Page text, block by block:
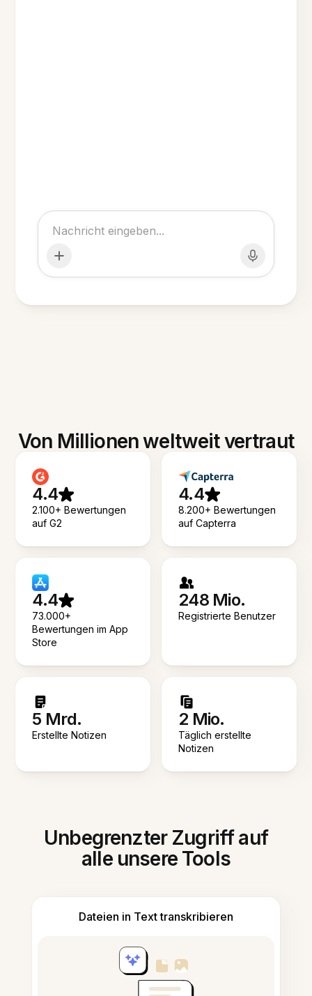
Von Millionen weltweit vertraut
4.4
2.100+ Bewertungen
auf G2
4.4
8.200+ Bewertungen
auf Capterra
4.4
73.000+
Bewertungen im App
Store
248 Mio.
Registrierte Benutzer
5 Mrd.
Erstellte Notizen
2 Mio.
Täglich erstellte
Notizen
Unbegrenzter Zugriff auf
alle unsere Tools
Dateien in Text transkribieren